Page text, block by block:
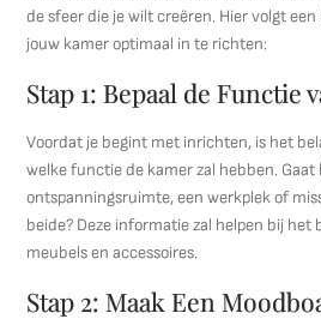
de sfeer die je wilt creëren. Hier volgt
jouw kamer optimaal in te richten:
Stap 1: Bepaal de Functie
Voordat je begint met inrichten, is het
welke functie de kamer zal hebben. Gaat
ontspanningsruimte, een werkplek of
beide? Deze informatie zal helpen bij het
meubels en accessoires.
Stap 2: Maak Een